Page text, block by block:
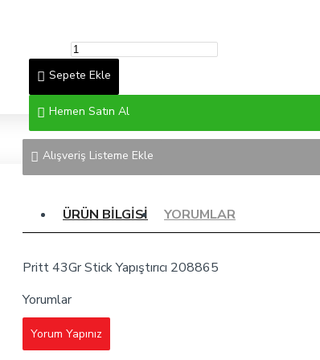
Sepete Ekle
Hemen Satın Al
Alışveriş Listeme Ekle
ÜRÜN BILGISI YORUMLAR
Pritt 43Gr Stick Yapıştırıcı 208865
Yorumlar
Yorum Yapınız